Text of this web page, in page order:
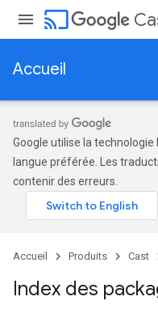
cast
Accueil
Google utilise la
langue préférée. Les
contenir des erreurs.
Accueil Produits Cast
Index des